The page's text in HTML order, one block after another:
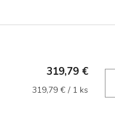
319,79 €
Jednotková
319,79 € / 1 ks